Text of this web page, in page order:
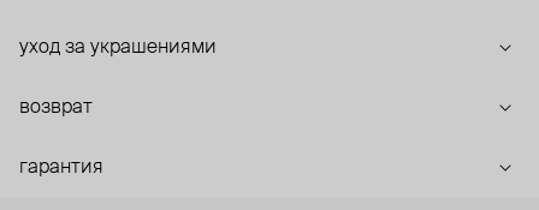
уход за украшениями
возврат
гарантия